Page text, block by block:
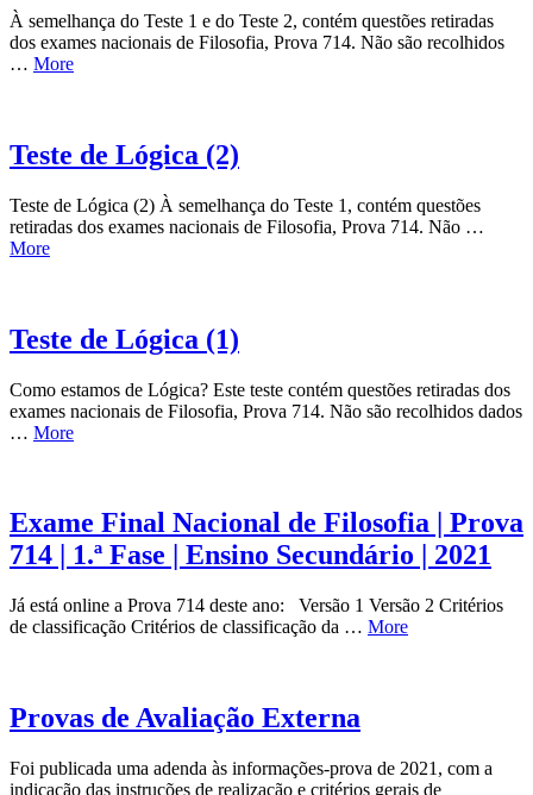
À semelhança do Teste 1 e do Teste 2, contém questões retiradas
dos exames nacionais de Filosofia, Prova 714. Não são recolhidos
… More
Teste de Lógica (2)
Teste de Lógica (2) À semelhança do Teste 1, contém questões
retiradas dos exames nacionais de Filosofia, Prova 714. Não …
More
Teste de Lógica (1)
Como estamos de Lógica? Este teste contém questões retiradas dos
exames nacionais de Filosofia, Prova 714. Não são recolhidos dados
… More
Exame Final Nacional de Filosofia | Prova
714 | 1.ª Fase | Ensino Secundário | 2021
Já está online a Prova 714 deste ano: Versão 1 Versão 2 Critérios
de classificação Critérios de classificação da … More
Provas de Avaliação Externa
Foi publicada uma adenda às informações-prova de 2021, com a
indicação das instruções de realização e critérios gerais de